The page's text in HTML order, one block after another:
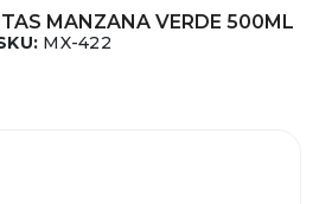
MANZANA VERDE 500ML
MX-422